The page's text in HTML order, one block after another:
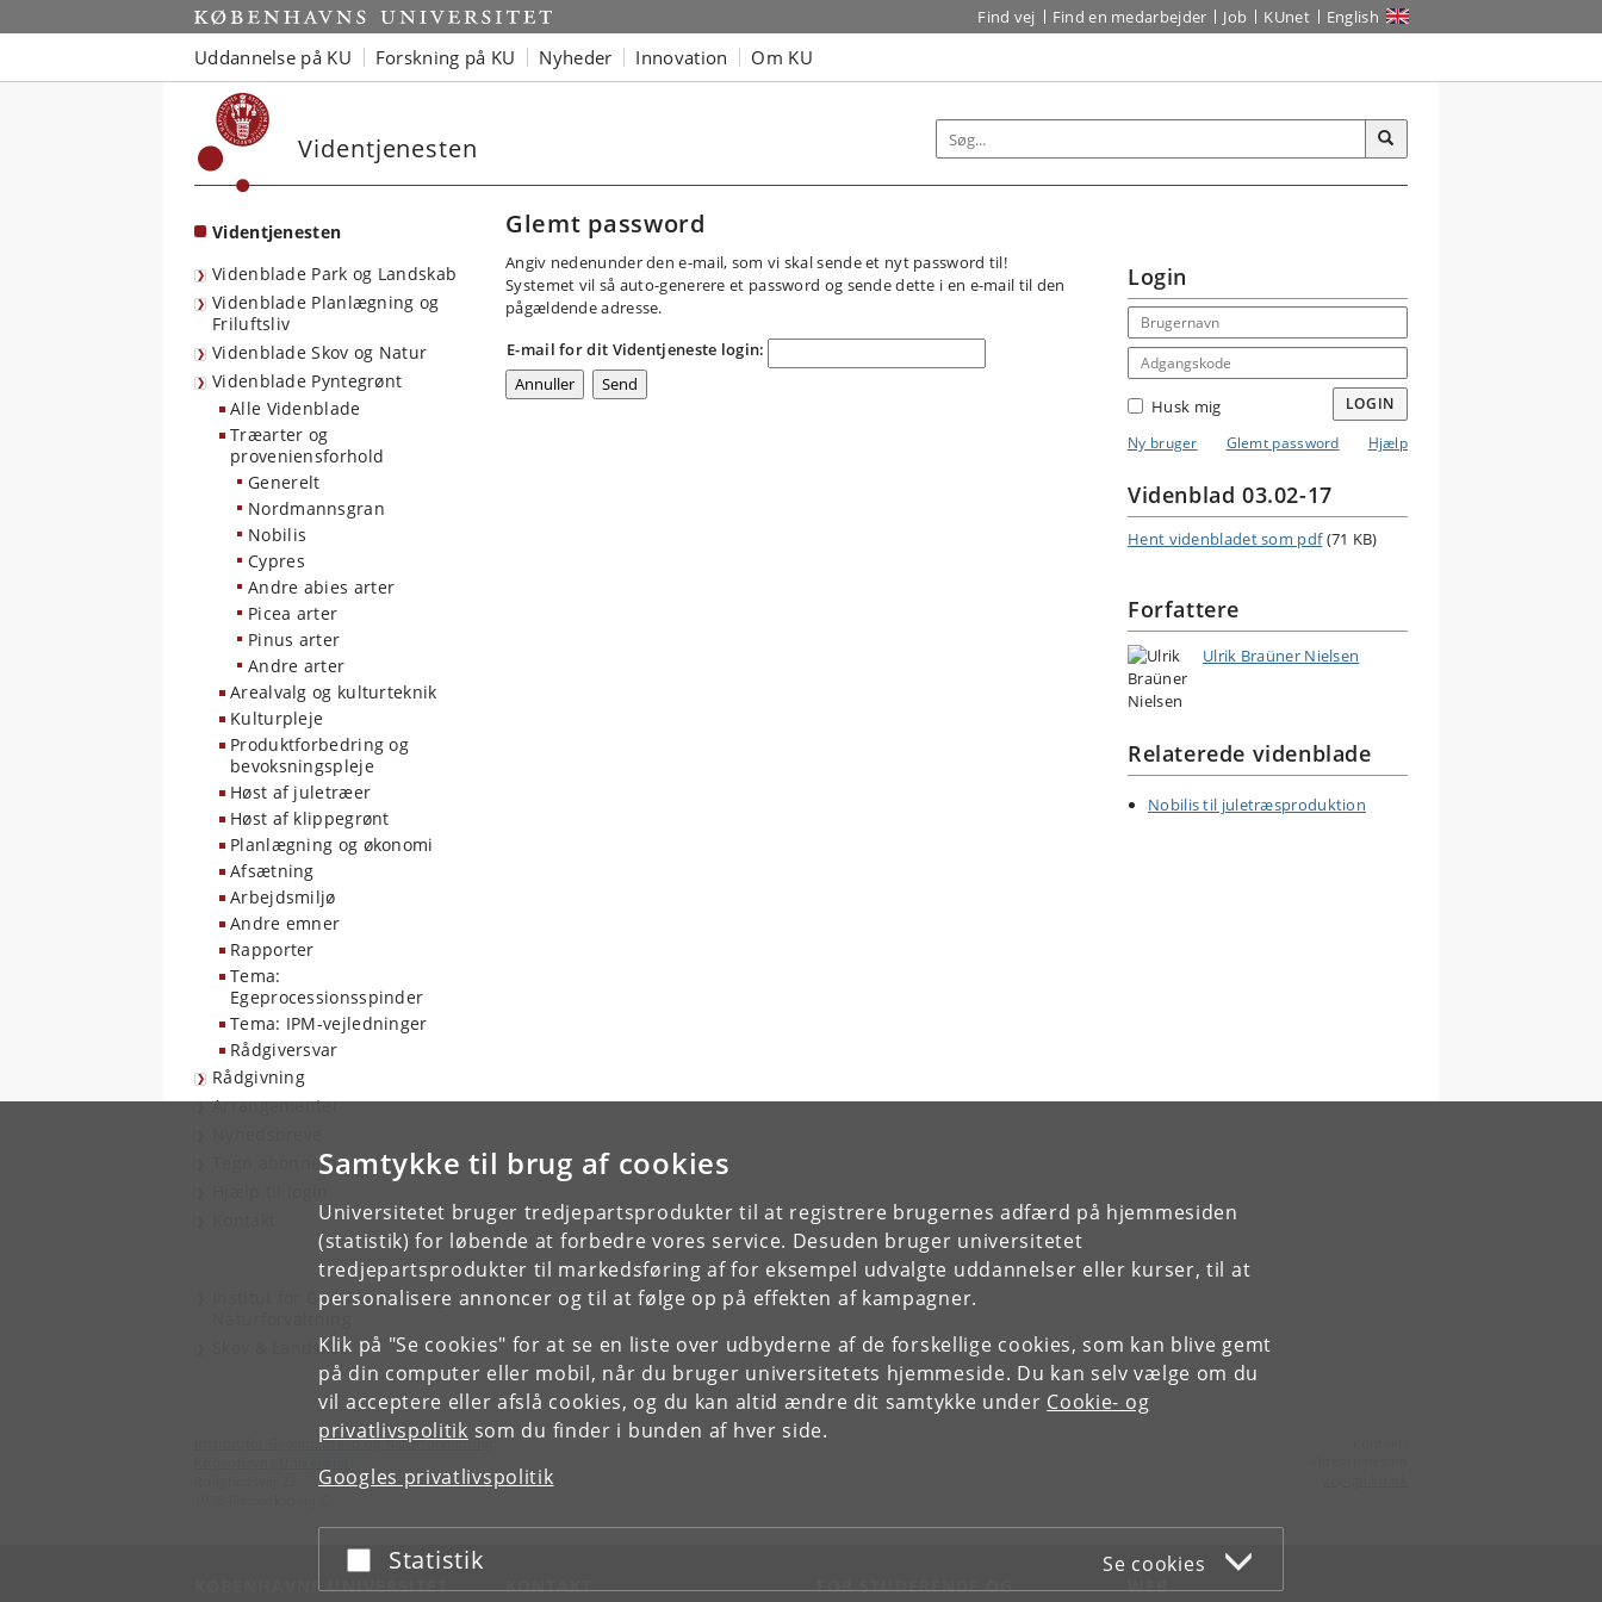
Samtykke til brug af cookies
Universitetet bruger tredjepartsprodukter til at registrere brugernes adfærd på hjemmesiden
(statistik) for løbende at forbedre vores service. Desuden bruger universitetet
tredjepartsprodukter til markedsføring af for eksempel udvalgte uddannelser eller kurser, til at
personalisere annoncer og til at følge op på effekten af kampagner.
Klik på "Se cookies" for at se en liste over udbyderne af de forskellige cookies, som kan blive gemt
på din computer eller mobil, når du bruger universitetets hjemmeside. Du kan selv vælge om du
vil acceptere eller afslå cookies, og du kan altid ændre dit samtykke under Cookie- og
privatlivspolitik som du finder i bunden af hver side.
Googles privatlivspolitik
Acceptér eller afslå
Statistik Se cookies
Start Find vej Find en medarbejder Job KUnet English
Uddannelse på KU Forskning på KU Nyheder Innovation Om KU
Videntjenesten
Videntjenesten
Videnblade Park og Landskab
Videnblade Planlægning og
Friluftsliv
Videnblade Skov og Natur
Videnblade Pyntegrønt
Alle Videnblade
Træarter og
proveniensforhold
Generelt
Nordmannsgran
Nobilis
Cypres
Andre abies arter
Picea arter
Pinus arter
Andre arter
Arealvalg og kulturteknik
Kulturpleje
Produktforbedring og
bevoksningspleje
Høst af juletræer
Høst af klippegrønt
Planlægning og økonomi
Afsætning
Arbejdsmiljø
Andre emner
Rapporter
Tema:
Egeprocessionsspinder
Tema: IPM-vejledninger
Rådgiversvar
Rådgivning
Arrangementer
Tegn abonnement
Institut for Geovidenskab og
Skov & Landskab
Glemt password
Angiv nedenunder den e-mail, som vi skal sende et nyt password til!
Systemet vil så auto-generere et password og sende dette i en e-mail til den
pågældende adresse.
E-mail for dit Videntjeneste login:
Login
Email address
Adgangskode
Husk mig
LOGIN
Ny bruger
Glemt password Hjælp
Videnblad 03.02-17
Hent videnbladet som pdf (71 KB)
Forfattere
Ulrik Braüner Nielsen
Relaterede videnblade
Nobilis til juletræsproduktion
Institut for Geovidenskab og Naturforvaltning
KØBENHAVNS UNIVERSITET KONTAKT
FOR STUDERENDE OG
WEB